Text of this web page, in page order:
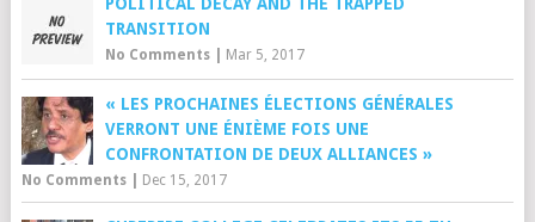
TRANSITION
No Comments| Mar 5, 2017
« LES PROCHAINES ÉLECTIONS GÉNÉRALES
VERRONT UNE ÉNIÈME FOIS UNE
CONFRONTATION DE DEUX ALLIANCES »
No Comments| Dec 15, 2017